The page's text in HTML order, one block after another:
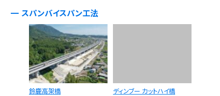
スパンバイスパン工法
鈴鹿高架橋 ディンブー カットハイ橋